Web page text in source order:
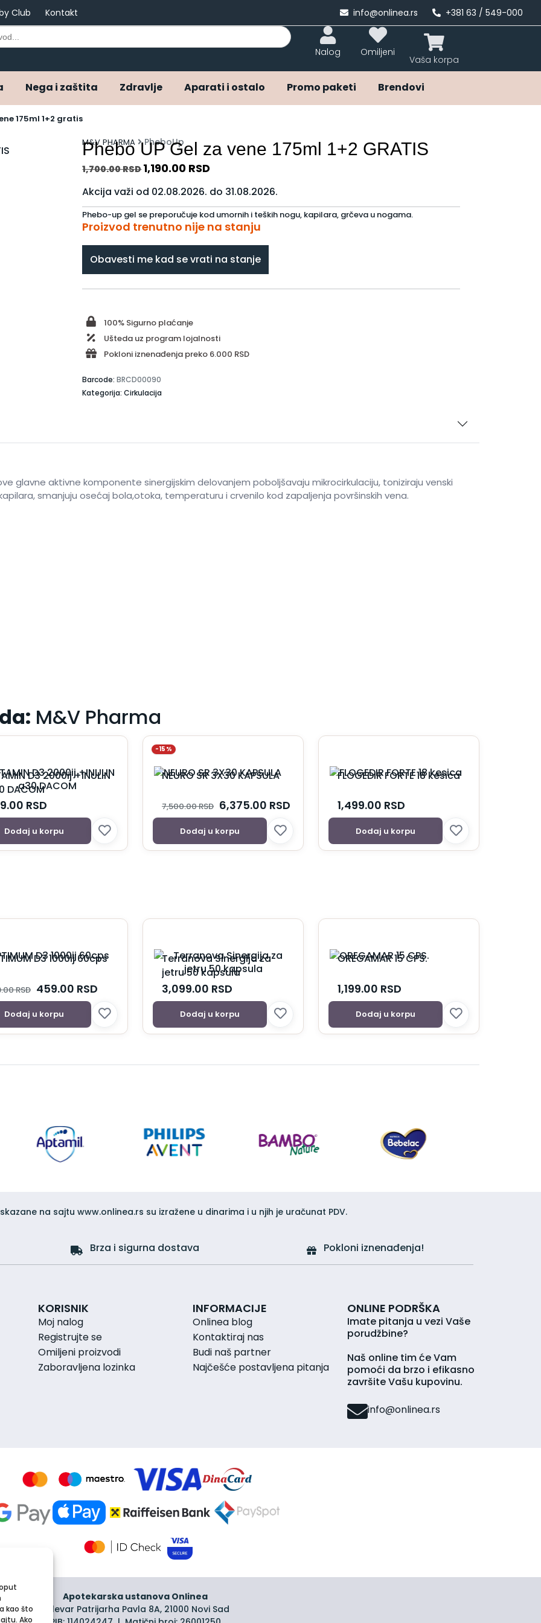
kao što
Ako
Club Kontakt info@onlinea.rs +381 63 / 549-000
Nalog Omiljeni
Nega i zaštita Zdravlje Aparati i ostalo Promo paketi
Brendovi
175ml 1+2 gratis
M&V PHARMA PheboUp
Phebo UP Gel za vene 175ml 1+2 GRATIS
1,700.00RSD1,190.00 RSD
Akcija važi od 02.08.2026. do 31.08.2026.
Phebo-up gel se preporučuje kod umornih i teških nogu, kapilara, grčeva u nogama.
Proizvod trenutno nije na stanju
Obavesti me kad se vrati na stanje
100% Sigurno plaćanje
Ušteda uz program lojalnosti
Pokloni iznenađenja preko 6.000 RSD
Barcode:BRCD00090
Kategorija: Cirkulacija
glavne aktivne komponente sinergijskim delovanjem poboljšavaju mikrocirkulaciju, toniziraju venski
smanjuju osećaj bola,otoka, temperaturu i crvenilo kod zapaljenja površinskih vena.
M&V Pharma
D3 2000ij +INULIN
DACOM
RSD
Dodaj u korpu
-15%
NEURO SR 3X30 KAPSULA
7,500.00RSD 6,375.00 RSD
Dodaj u korpu
FLOGEDIR FORTE 18 kesica
1,499.00 RSD
Dodaj u korpu
D3 1000ij 60cps
RSD 459.00 RSD
Dodaj u korpu
Terranova Sinergija za
jetru 50 kapsula
3,099.00 RSD
Dodaj u korpu
OREGAMAR 15 CPS.
1,199.00 RSD
Dodaj u korpu
na sajtu www.onlinea.rs su izražene u dinarima i u njih je uračunat PDV.
Brza i sigurna dostava Pokloni iznenađenja!
KORISNIK
Moj nalog
Registrujte se
Omiljeni proizvodi
Zaboravljena lozinka
INFORMACIJE
Onlinea blog
Kontaktiraj nas
Budi naš partner
Najčešće postavljena pitanja
ONLINE PODRŠKA
Imate pitanja u vezi Vaše
porudžbine?
Naš online tim će Vam
pomoći da brzo i efikasno
završite Vašu kupovinu.
info@onlinea.rs
Apotekarska ustanova Onlinea
Bulevar Patrijarha Pavla 8A, 21000 Novi Sad